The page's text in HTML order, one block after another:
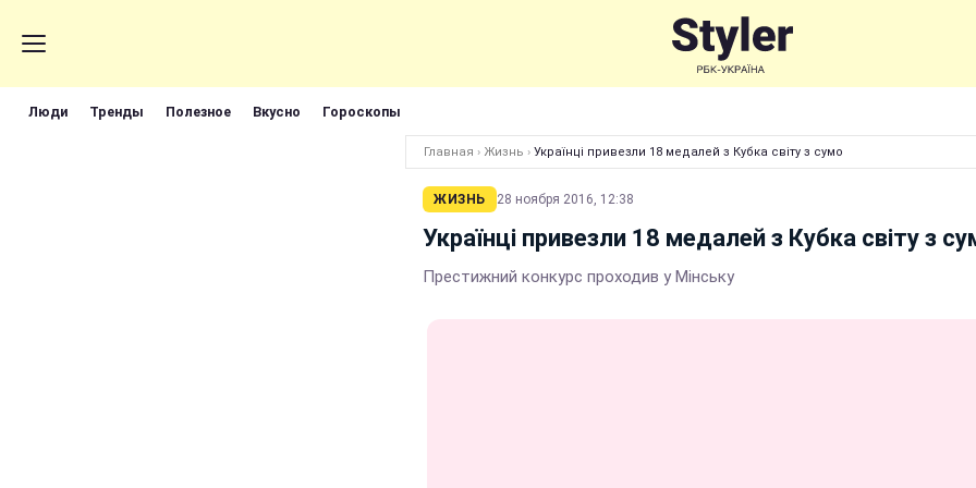
Люди Тренды Полезное Вкусно Гороскопы
Главная › Жизнь › Українці привезли 18 медалей з Кубка світу з сумо
ЖИЗНЬ 28 ноября 2016, 12:38
Українці привезли 18 медалей з Кубка світу з
Престижний конкурс проходив у Мінську